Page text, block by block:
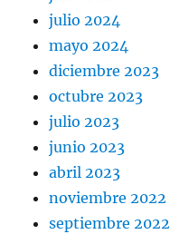
julio 2024
mayo 2024
diciembre 2023
octubre 2023
julio 2023
junio 2023
abril 2023
noviembre 2022
septiembre 2022